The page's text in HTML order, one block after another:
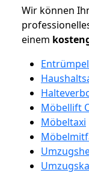
Wir können
einem
Möbellift
Möbeltaxi